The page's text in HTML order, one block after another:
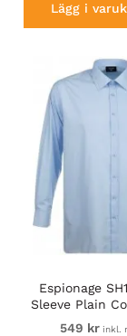
Lägg i
Espionage
Sleeve Plain
549 kr inkl.